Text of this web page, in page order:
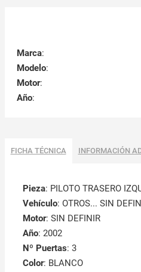
Marca:
Modelo:
Motor:
Año:
FICHA TÉCNICA INFORMACIÓN
Pieza: PILOTO TRASERO
Vehículo: OTROS... SIN
Motor: SIN DEFINIR
Año: 2002
Nº Puertas: 3
Color: BLANCO